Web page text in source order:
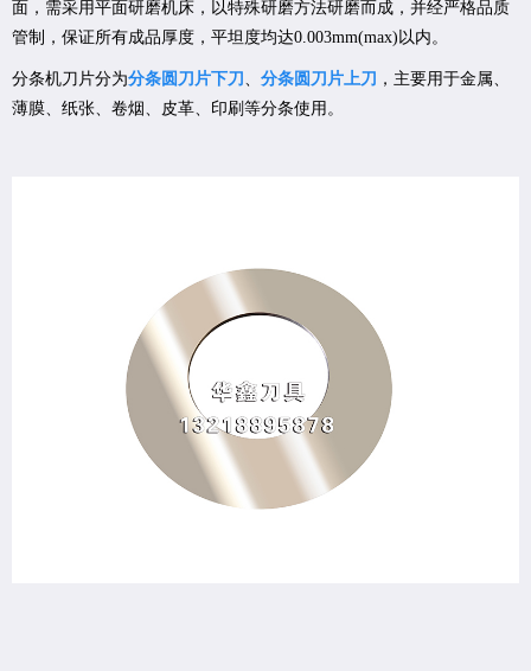
面，需采用平面研磨机床，以特殊研磨方法研磨而成，并经严格品质
管制，保证所有成品厚度，平坦度均达0.003mm(max)以内。
分条机刀片分为分条圆刀片下刀 、 分条圆刀片上刀 ，主要用于金属、
薄膜、纸张、卷烟、皮革、印刷等分条使用。